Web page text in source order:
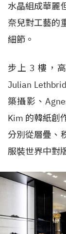
水晶組成華麗
奈兒對工藝的
細節。
步上 3 樓，
Julian
築攝影、
Kim 的韓紙創
分別從層疊、
服裝世界中對